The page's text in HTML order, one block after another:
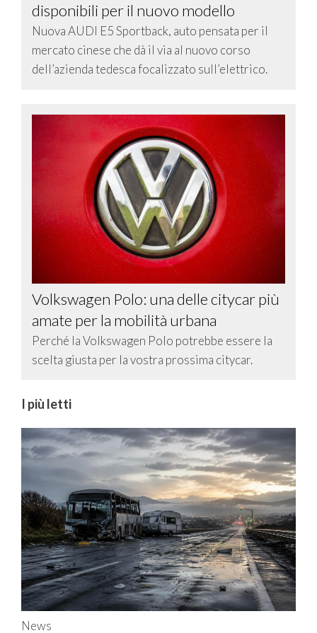
disponibili per il nuovo modello
Nuova AUDI E5 Sportback, auto pensata per il
mercato cinese che dà il via al nuovo corso
dell’azienda tedesca focalizzato sull’elettrico.
Volkswagen Polo: una delle citycar più
amate per la mobilità urbana
Perché la Volkswagen Polo potrebbe essere la
scelta giusta per la vostra prossima citycar.
I più letti
News